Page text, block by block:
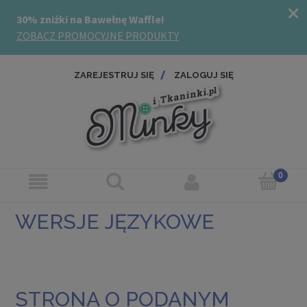
ZAREJESTRUJ SIĘ ZALOGUJ SIĘ
WERSJE JĘZYKOWE
STRONA O PODANYM